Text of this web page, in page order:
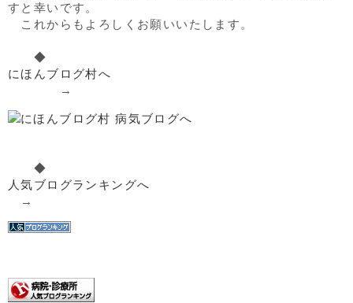
すと幸いです。
これからもよろしくお願いいたします。
◆
にほんブログ村へ
→
◆
人気ブログランキングへ
→